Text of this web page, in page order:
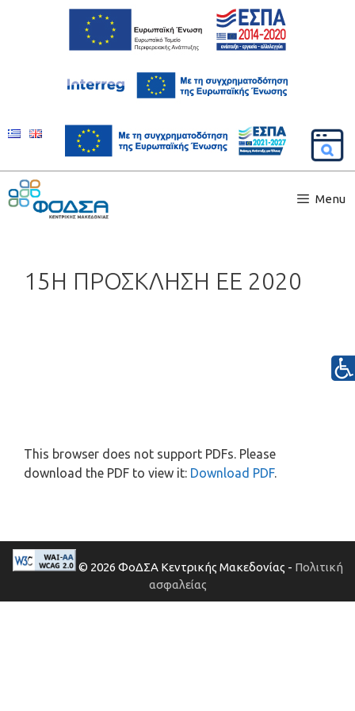
Menu
15Η ΠΡΟΣΚΛΗΣΗ ΕΕ 2020
This browser does not support PDFs. Please
download the PDF to view it: Download PDF.
© 2026 ΦοΔΣΑ Κεντρικής Μακεδονίας - Πολιτική
ασφαλείας